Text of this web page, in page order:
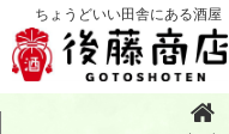
ちょうどいい田舎にある酒屋